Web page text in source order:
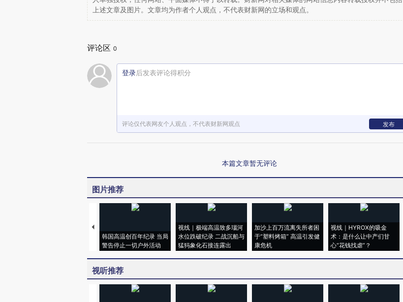
上述文章及图片。文章均为作者个人观点，不代表财新网的立场和观点。
评论区 0
登录后发表评论得积分
评论仅代表网友个人观点，不代表财新网观点 发布
本篇文章暂无评论
图片推荐
韩国高温创百年纪录 当局
警告停止一切户外活动
视线｜极端高温致多瑙河
水位跌破纪录 二战沉船与
猛犸象化石接连露出
加沙上百万流离失所者困
于“塑料烤箱” 高温引发健
康危机
视线｜HYROX的吸金
术：是什么让中产们甘
心“花钱找虐”？
视听推荐